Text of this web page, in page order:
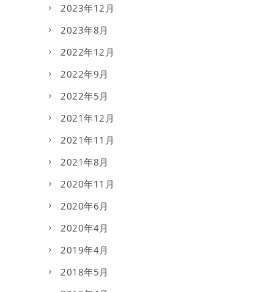
2023年12月
2023年8月
2022年12月
2022年9月
2022年5月
2021年12月
2021年11月
2021年8月
2020年11月
2020年6月
2020年4月
2019年4月
2018年5月